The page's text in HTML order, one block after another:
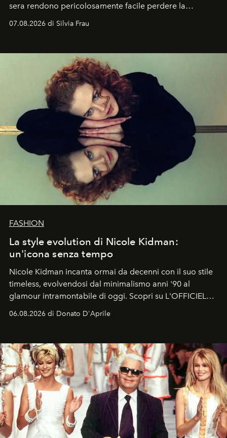
sera rendono pericolosamente facile perdere la
07.08.2026 di Silvia Frau
FASHION
La style evolution di Nicole Kidman:
un'icona senza tempo
Nicole Kidman incanta ormai da decenni con il suo stile
timeless, evolvendosi dal minimalismo anni '90 al
glamour intramontabile di oggi. Scopri su L'OFFICIEL
06.08.2026 di Donato D'Aprile